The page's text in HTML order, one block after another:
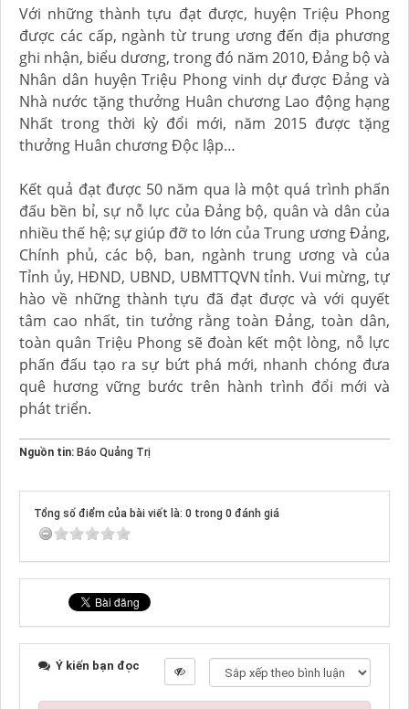
Với những thành tựu đạt được, huyện Triệu Phong
được các cấp, ngành từ trung ương đến địa phương
ghi nhận, biểu dương, trong đó năm 2010, Đảng bộ và
Nhân dân huyện Triệu Phong vinh dự được Đảng và
Nhà nước tặng thưởng Huân chương Lao động hạng
Nhất trong thời kỳ đổi mới, năm 2015 được tặng
thưởng Huân chương Độc lập…
Kết quả đạt được 50 năm qua là một quá trình phấn
đấu bền bỉ, sự nỗ lực của Đảng bộ, quân và dân của
nhiều thế hệ; sự giúp đỡ to lớn của Trung ương Đảng,
Chính phủ, các bộ, ban, ngành trung ương và của
Tỉnh ủy, HĐND, UBND, UBMTTQVN tỉnh. Vui mừng, tự
hào về những thành tựu đã đạt được và với quyết
tâm cao nhất, tin tưởng rằng toàn Đảng, toàn dân,
toàn quân Triệu Phong sẽ đoàn kết một lòng, nỗ lực
phấn đấu tạo ra sự bứt phá mới, nhanh chóng đưa
quê hương vững bước trên hành trình đổi mới và
phát triển.
Nguồn tin: Báo Quảng Trị
Tổng số điểm của bài viết là: 0 trong 0 đánh giá
Ý kiến bạn đọc